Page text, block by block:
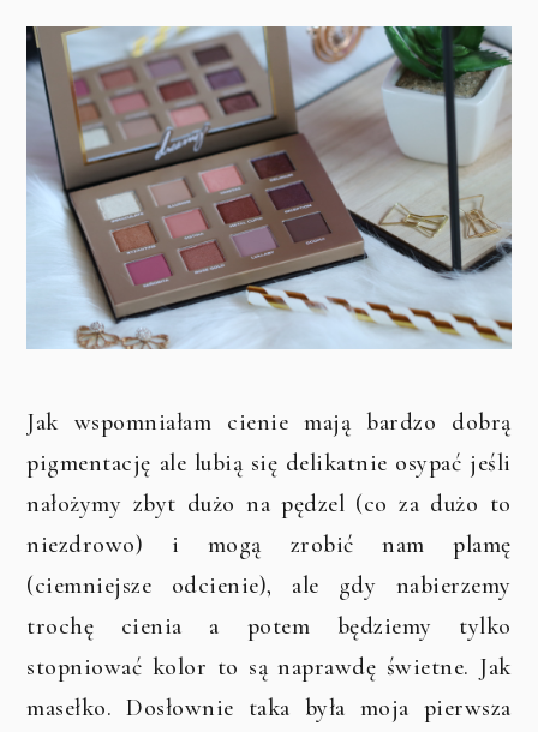
Jak wspomniałam cienie mają bardzo dobrą
pigmentację ale lubią się delikatnie osypać jeśli
nałożymy zbyt dużo na pędzel (co za dużo to
niezdrowo) i mogą zrobić nam plamę
(ciemniejsze odcienie), ale gdy nabierzemy
trochę cienia a potem będziemy tylko
stopniować kolor to są naprawdę świetne. Jak
masełko. Dosłownie taka była moja pierwsza